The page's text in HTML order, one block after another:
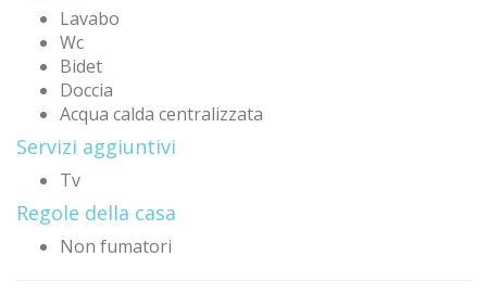
Lavabo
Wc
Bidet
Doccia
Acqua calda centralizzata
Servizi aggiuntivi
Tv
Regole della casa
Non fumatori